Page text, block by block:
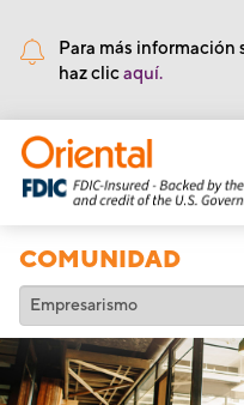
Para más información
haz clicaquí.
• Núm de Ruta y
COMUNIDAD